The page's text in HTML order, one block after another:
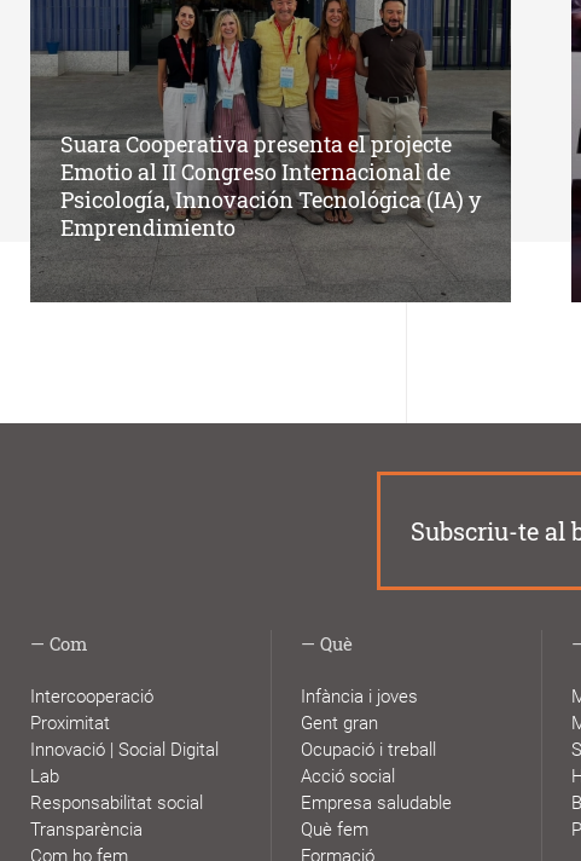
Suara Cooperativa presenta el projecte
Emotio al II Congreso Internacional de
Psicología, Innovación Tecnológica (IA) y
Emprendimiento
Subscriu-te al
Com
Intercooperació
Proximitat
Innovació | Social Digital
Lab
Responsabilitat social
Transparència
Com ho fem
Què
Infància i joves
Gent gran
Ocupació i treball
Acció social
Empresa saludable
Què fem
Formació